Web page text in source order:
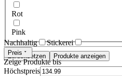
Rot
Pink
Zurücksetzen Produkte anzeigen
Nachhaltig Stickerei
Preis
Zeige Produkte bis
Höchstpreis